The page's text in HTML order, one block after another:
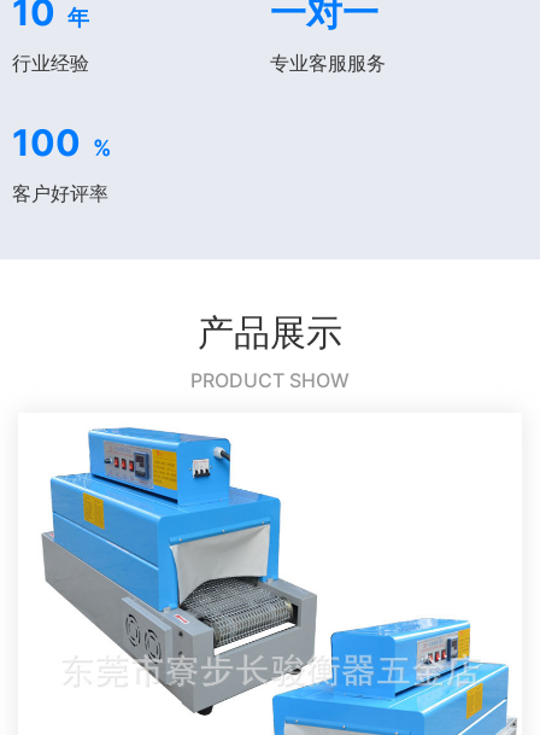
10 年
行业经验
一对一
专业客服服务
100 %
客户好评率
产品展示
PRODUCT SHOW